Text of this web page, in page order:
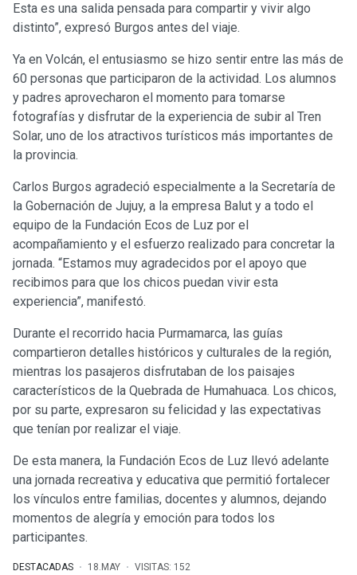
Esta es una salida pensada para compartir y vivir algo
distinto”, expresó Burgos antes del viaje.
Ya en Volcán, el entusiasmo se hizo sentir entre las más de
60 personas que participaron de la actividad. Los alumnos
y padres aprovecharon el momento para tomarse
fotografías y disfrutar de la experiencia de subir al Tren
Solar, uno de los atractivos turísticos más importantes de
la provincia.
Carlos Burgos agradeció especialmente a la Secretaría de
la Gobernación de Jujuy, a la empresa Balut y a todo el
equipo de la Fundación Ecos de Luz por el
acompañamiento y el esfuerzo realizado para concretar la
jornada. “Estamos muy agradecidos por el apoyo que
recibimos para que los chicos puedan vivir esta
experiencia”, manifestó.
Durante el recorrido hacia Purmamarca, las guías
compartieron detalles históricos y culturales de la región,
mientras los pasajeros disfrutaban de los paisajes
característicos de la Quebrada de Humahuaca. Los chicos,
por su parte, expresaron su felicidad y las expectativas
que tenían por realizar el viaje.
De esta manera, la Fundación Ecos de Luz llevó adelante
una jornada recreativa y educativa que permitió fortalecer
los vínculos entre familias, docentes y alumnos, dejando
momentos de alegría y emoción para todos los
participantes.
DESTACADAS 18.MAY VISITAS: 152